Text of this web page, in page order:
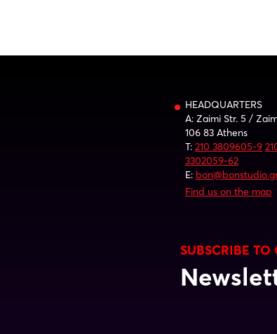
HEADQUARTERS
A: Zaimi Str. 5 /
106 83 Athens
T: 210 3809605-9
3302059-62
E:
Find us on the map
SUBSCRIBE TO